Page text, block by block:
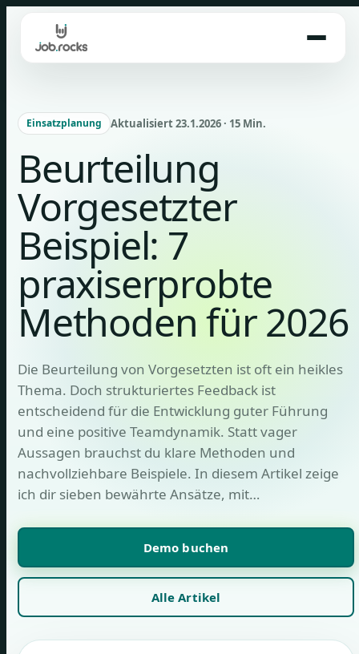
content
Einsatzplanung Aktualisiert 23.1.2026 · 15 Min.
Beurteilung
Vorgesetzter
Beispiel: 7
praxiserprobte
Methoden für 2026
Die Beurteilung von Vorgesetzten ist oft ein heikles
Thema. Doch strukturiertes Feedback ist
entscheidend für die Entwicklung guter Führung
und eine positive Teamdynamik. Statt vager
Aussagen brauchst du klare Methoden und
nachvollziehbare Beispiele. In diesem Artikel zeige
ich dir sieben bewährte Ansätze, mit…
Demo buchen
Alle Artikel